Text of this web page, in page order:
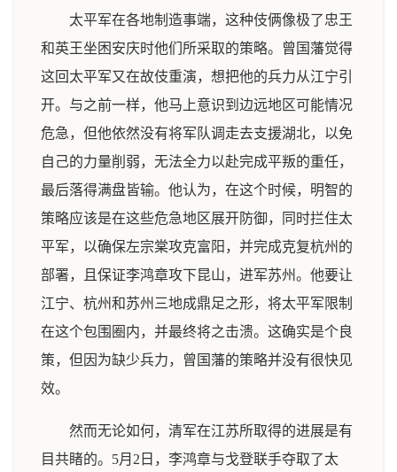
太平军在各地制造事端，这种伎俩像极了忠王
和英王坐困安庆时他们所采取的策略。曾国藩觉得
这回太平军又在故伎重演，想把他的兵力从江宁引
开。与之前一样，他马上意识到边远地区可能情况
危急，但他依然没有将军队调走去支援湖北，以免
自己的力量削弱，无法全力以赴完成平叛的重任，
最后落得满盘皆输。他认为，在这个时候，明智的
策略应该是在这些危急地区展开防御，同时拦住太
平军，以确保左宗棠攻克富阳，并完成克复杭州的
部署，且保证李鸿章攻下昆山，进军苏州。他要让
江宁、杭州和苏州三地成鼎足之形，将太平军限制
在这个包围圈内，并最终将之击溃。这确实是个良
策，但因为缺少兵力，曾国藩的策略并没有很快见
效。
然而无论如何，清军在江苏所取得的进展是有
目共睹的。5月2日，李鸿章与戈登联手夺取了太